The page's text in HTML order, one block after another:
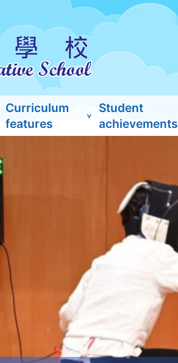
Curriculum
features
Student
achievements